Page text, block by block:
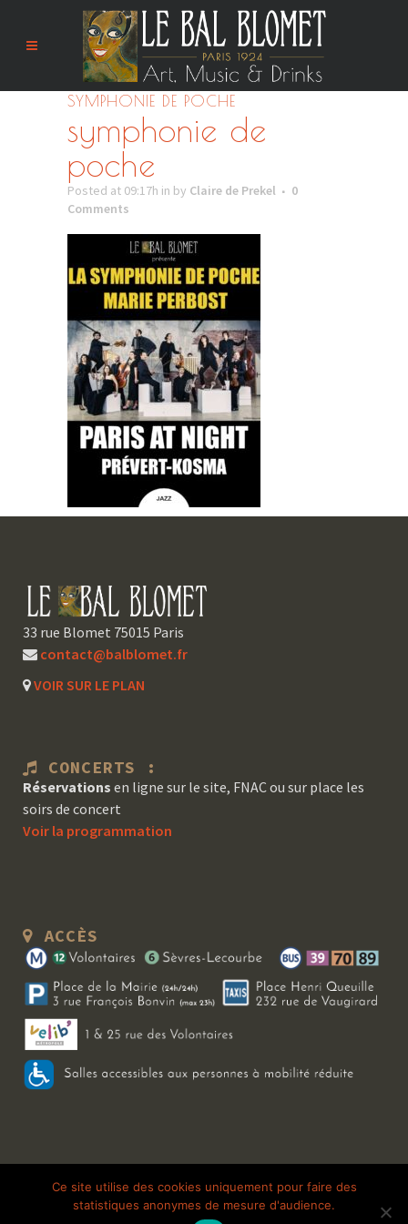
SYMPHONIE DE POCHE
symphonie de
poche
Posted at 09:17h in by Claire de Prekel
0
Comments
33 rue Blomet 75015 Paris
contact@balblomet.fr
VOIR SUR LE PLAN
CONCERTS :
Réservations en ligne sur le site, FNAC ou sur place les
soirs de concert
Voir la programmation
ACCÈS
Copyright 2026 Le Bal Blomet | Tous droits réservés | Mentions légales
Galerie photo
Ce site utilise des cookies uniquement pour faire des
statistiques anonymes de mesure d'audience.